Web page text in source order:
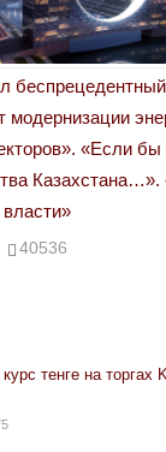
модернизации
«Если
40536
тенге на торгах